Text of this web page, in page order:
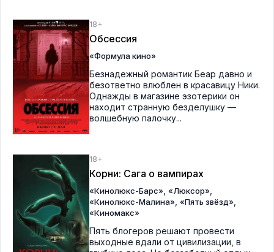
18+
Обсессия
«Формула кино»
Безнадежный романтик Беар давно и
безответно влюблен в красавицу Ники.
Однажды в магазине эзотерики он
находит странную безделушку —
волшебную палочку...
18+
Корни: Сага о вампирах
«Кинолюкс-Барс» «Люксор»
«Кинолюкс-Малина» «Пять звёзд»
«Киномакс»
Пять блогеров решают провести
выходные вдали от цивилизации, в